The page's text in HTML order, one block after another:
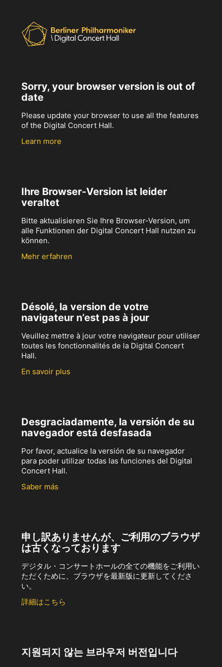
Sorry, your browser version is out of
date
Please update your browser to use all the features
of the Digital Concert Hall.
Learn more
Ihre Browser-Version ist leider
veraltet
Bitte aktualisieren Sie Ihre Browser-Version, um
alle Funktionen der Digital Concert Hall nutzen zu
können.
Mehr erfahren
Désolé, la version de votre
navigateur n’est pas à jour
Veuillez mettre à jour votre navigateur pour utiliser
toutes les fonctionnalités de la Digital Concert
Hall.
En savoir plus
Desgraciadamente, la versión de su
navegador está desfasada
Por favor, actualice la versión de su navegador
para poder utilizar todas las funciones del Digital
Concert Hall.
Saber más
申し訳ありませんが、ご利用のブラウザ
は古くなっております
デジタル・コンサートホールの全ての機能をご利用い
ただくために、ブラウザを最新版に更新してくださ
い。
詳細はこちら
지원되지 않는 브라우저 버전입니다